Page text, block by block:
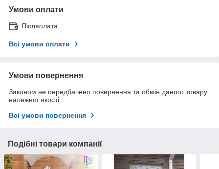
Умови оплати
Післяплата
Всі умови оплати
Умови повернення
Законом не передбачено повернення та обмін даного товару
належної якості
Всі умови повернення
Подібні товари компанії